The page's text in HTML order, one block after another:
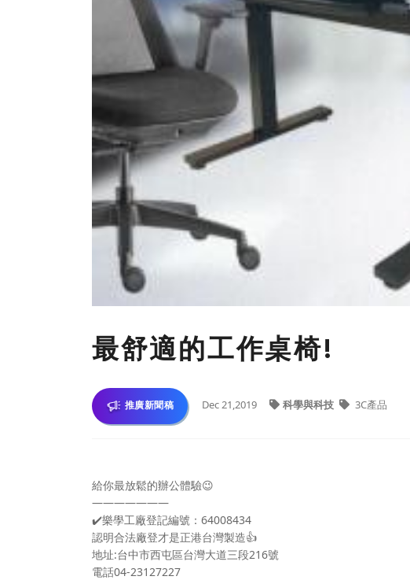
最舒適的工作桌椅!
推廣新聞稿 Dec 21,2019 科學與科技 3C產品
給你最放鬆的辦公體驗😉
———————
✔️樂學工廠登記編號：64008434
認明合法廠登才是正港台灣製造👍
地址:台中市西屯區台灣大道三段216號
電話04-23127227